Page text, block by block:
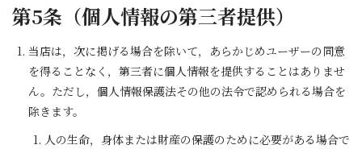
第5条（個人情報の第三者提供）
当店は，次に掲げる場合を除いて，あらかじめユーザーの同意
を得ることなく，第三者に個人情報を提供することはありませ
ん。ただし，個人情報保護法その他の法令で認められる場合を
除きます。
人の生命，身体または財産の保護のために必要がある場合で